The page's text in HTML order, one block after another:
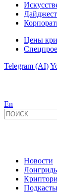
Цены
Telegram (AI)
En
Новости
Подкасты